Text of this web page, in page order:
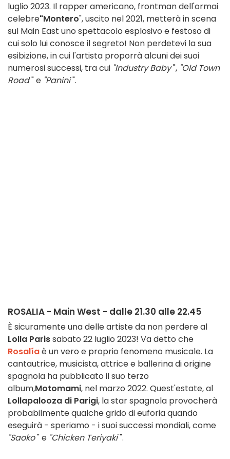
luglio 2023. Il rapper americano, frontman dell'ormai
celebre"Montero", uscito nel 2021, metterà in scena
sul Main East uno spettacolo esplosivo e festoso di
cui solo lui conosce il segreto! Non perdetevi la sua
esibizione, in cui l'artista proporrà alcuni dei suoi
numerosi successi, tra cui "Industry Baby", "Old Town
Road" e "Panini".
ROSALIA - Main West - dalle 21.30 alle 22.45
È sicuramente una delle artiste da non perdere al
Lolla Parissabato 22 luglio 2023! Va detto che
Rosalíaè un vero e proprio fenomeno musicale. La
cantautrice, musicista, attrice e ballerina di origine
spagnola ha pubblicato il suo terzo
album,Motomami, nel marzo 2022. Quest'estate, al
Lollapalooza di Parigi, la star spagnola provocherà
probabilmente qualche grido di euforia quando
eseguirà - speriamo - i suoi successi mondiali, come
"Saoko" e "Chicken Teriyaki".